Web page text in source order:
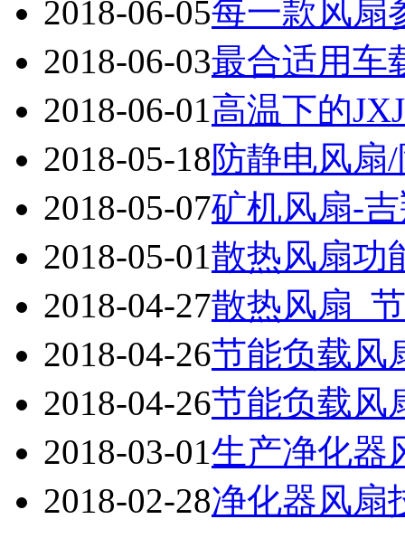
2018-06-05每一款风扇
2018-06-03最合适用车
2018-06-01 高温下的
2018-05-18防静电风扇
2018-05-07矿机风扇-
2018-05-01散热风扇功
2018-04-27散热风扇_
2018-04-26节能负载风
2018-04-26节能负载风
2018-03-01生产净化器
2018-02-28净化器风扇